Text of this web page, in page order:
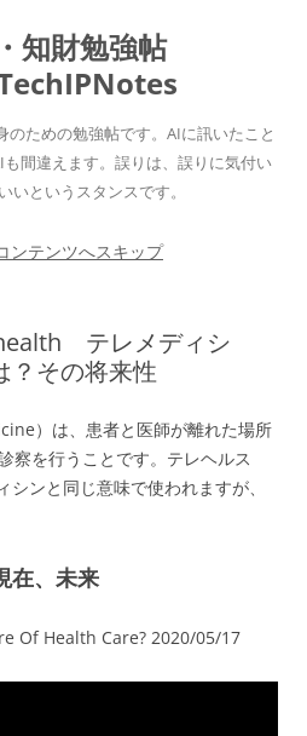
知財勉強帖
のための勉強帖です。AIに訊いたこと
間違えます。誤りは、誤りに気付い
いというスタンスです。
ンテンツへスキップ
テレメディシ
？その将来性
）は、患者と医師が離れた場所
察を行うことです。テレヘルス
ンと同じ意味で使われますが、
在、未来
Of Health Care? 2020/05/17